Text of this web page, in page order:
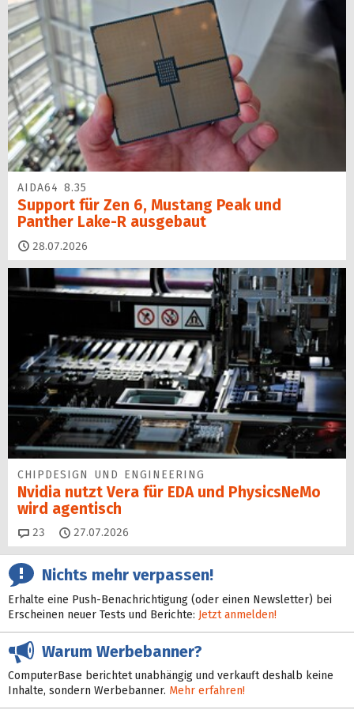
AIDA64 8.35
Support für Zen 6, Mustang Peak und
Panther Lake-R ausgebaut
28.07.2026
CHIPDESIGN UND ENGINEERING
Nvidia nutzt Vera für EDA und PhysicsNeMo
wird agentisch
23 Kommentare
27.07.2026
Nichts mehr verpassen!
Erhalte eine Push-Benachrichtigung (oder einen Newsletter) bei
Erscheinen neuer Tests und Berichte: Jetzt anmelden!
Warum Werbebanner?
ComputerBase berichtet unabhängig und verkauft deshalb keine
Inhalte, sondern Werbebanner. Mehr erfahren!